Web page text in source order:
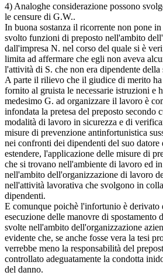
4) Analoghe considerazione possono
le censure di G.W..
In buona sostanza il ricorrente non pone
svolto funzioni di preposto nell'ambito
dall'impresa N. nel corso del quale si è
limita ad affermare che egli non aveva
l'attività di S. che non era dipendente della
A parte il rilievo che il giudice di merito ha
fornito al gruista le necessarie istruzioni e
medesimo G. ad organizzare il lavoro è
infondata la pretesa del preposto secondo
modalità di lavoro in sicurezza e di
misure di prevenzione antinfortunistica
nei confronti dei dipendenti del suo
estendere, l'applicazione delle misure di
che si trovano nell'ambiente di lavoro ed
nell'ambito dell'organizzazione di lavoro
nell'attività lavorativa che svolgono in
dipendenti.
E comunque poichè l'infortunio è derivato
esecuzione delle manovre di spostamento
svolte nell'ambito dell'organizzazione
evidente che, se anche fosse vera la tesi
verrebbe meno la responsabilità del
controllato adeguatamente la condotta
del danno.